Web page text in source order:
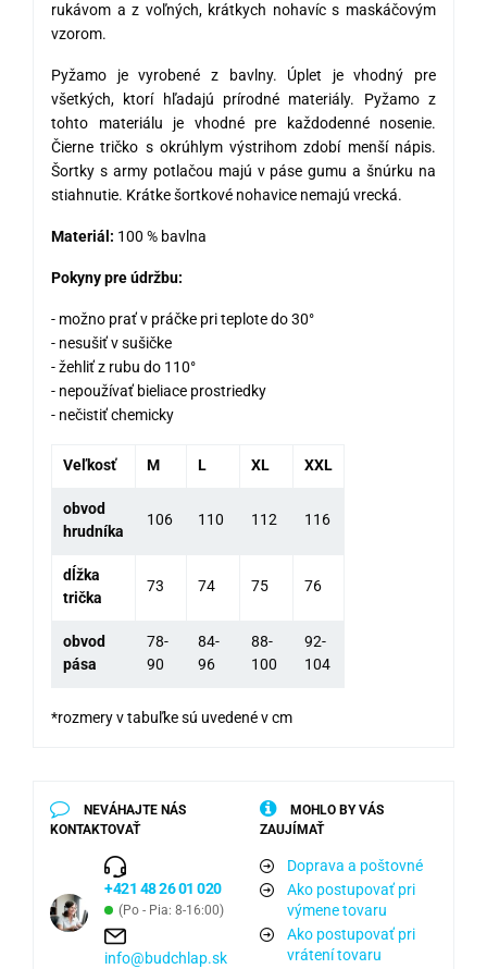
rukávom a z voľných, krátkych nohavíc s maskáčovým
vzorom.
Pyžamo je vyrobené z bavlny. Úplet je vhodný pre
všetkých, ktorí hľadajú prírodné materiály. Pyžamo z
tohto materiálu je vhodné pre každodenné nosenie.
Čierne tričko s okrúhlym výstrihom zdobí menší nápis.
Šortky s army potlačou majú v páse gumu a šnúrku na
stiahnutie. Krátke šortkové nohavice nemajú vrecká.
Materiál: 100 % bavlna
Pokyny pre údržbu:
- možno prať v práčke pri teplote do 30°
- nesušiť v sušičke
- žehliť z rubu do 110°
- nepoužívať bieliace prostriedky
- nečistiť chemicky
Veľkosť M L XL XXL
obvod
hrudníka
106 110 112 116
dĺžka
trička
73 74 75 76
obvod
pása
78-
90
84-
96
88-
100
92-
104
*rozmery v tabuľke sú uvedené v cm
NEVÁHAJTE NÁS
KONTAKTOVAŤ
+421 48 26 01 020
(Po - Pia: 8-16:00)
info@budchlap.sk
MOHLO BY VÁS
ZAUJÍMAŤ
Doprava a poštovné
Ako postupovať pri
výmene tovaru
Ako postupovať pri
vrátení tovaru